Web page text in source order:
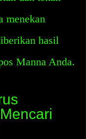
menekan
hasil
Manna Anda.